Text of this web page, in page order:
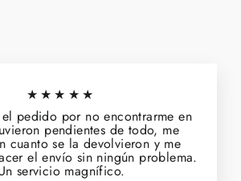
★★★★★
pedido por no encontrarme en
pendientes de todo, me
cuanto se la devolvieron y me
el envío sin ningún problema.
servicio magnífico.